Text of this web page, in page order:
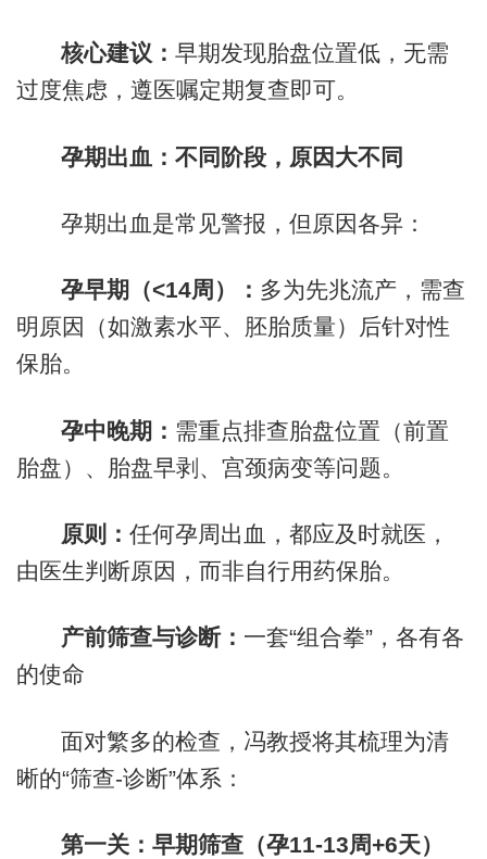
核心建议： 早期发现胎盘位置低，无需
过度焦虑，遵医嘱定期复查即可。
孕期出血：不同阶段，原因大不同
孕期出血是常见警报，但原因各异：
孕早期（<14周）： 多为先兆流产，需查
明原因（如激素水平、胚胎质量）后针对性
保胎。
孕中晚期： 需重点排查胎盘位置（前置
胎盘）、胎盘早剥、宫颈病变等问题。
原则： 任何孕周出血，都应及时就医，
由医生判断原因，而非自行用药保胎。
产前筛查与诊断： 一套“组合拳”，各有各
的使命
面对繁多的检查，冯教授将其梳理为清
晰的“筛查-诊断”体系：
第一关：早期筛查（孕11-13周+6天）